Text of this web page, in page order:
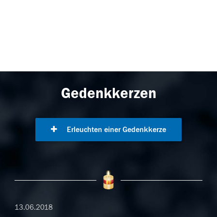
Gedenkkerzen
Erleuchten einer Gedenkkerze
13.06.2018